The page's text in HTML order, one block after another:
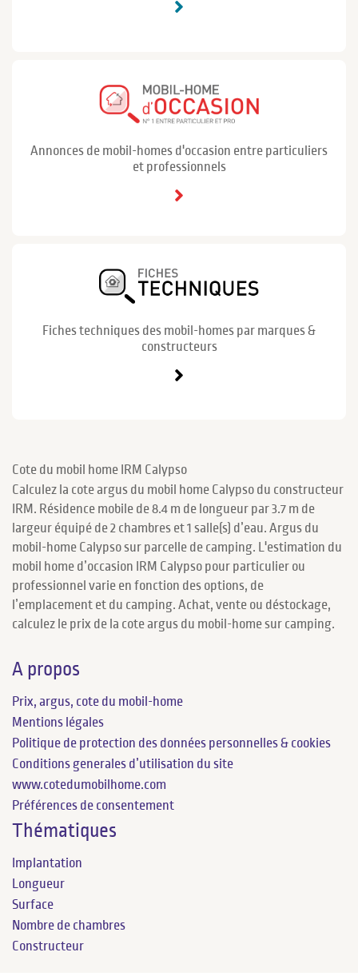
Annonces de mobil-homes d'occasion entre particuliers
et professionnels
Fiches techniques des mobil-homes par marques &
constructeurs
Cote du mobil home IRM Calypso
Calculez la cote argus du mobil home Calypso du constructeur
IRM. Résidence mobile de 8.4 m de longueur par 3.7 m de
largeur équipé de 2 chambres et 1 salle(s) d’eau. Argus du
mobil-home Calypso sur parcelle de camping. L'estimation du
mobil home d’occasion IRM Calypso pour particulier ou
professionnel varie en fonction des options, de
l’emplacement et du camping. Achat, vente ou déstockage,
calculez le prix de la cote argus du mobil-home sur camping.
A propos
Prix, argus, cote du mobil-home
Mentions légales
Politique de protection des données personnelles & cookies
Conditions generales d’utilisation du site
www.cotedumobilhome.com
Préférences de consentement
Thématiques
Implantation
Longueur
Surface
Nombre de chambres
Constructeur